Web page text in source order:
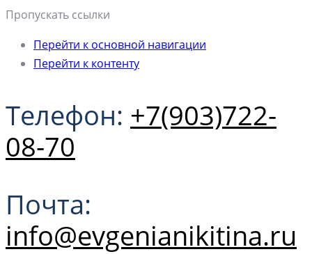
Пропускать ссылки
Перейти к основной навигации
Перейти к контенту
Телефон: +7(903)722-
08-70
Почта:
info@evgenianikitina.ru